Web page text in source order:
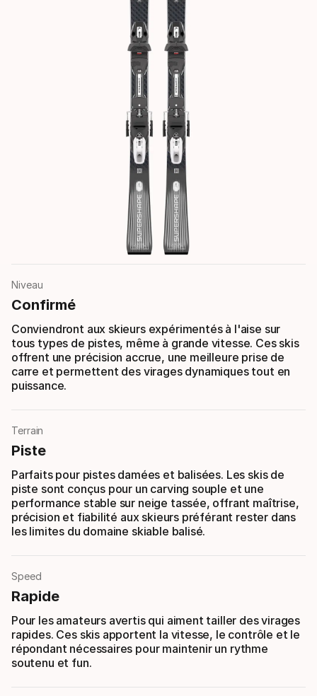
Niveau
Confirmé
Conviendront aux skieurs expérimentés à l'aise sur
tous types de pistes, même à grande vitesse. Ces skis
offrent une précision accrue, une meilleure prise de
carre et permettent des virages dynamiques tout en
puissance.
Terrain
Piste
Parfaits pour pistes damées et balisées. Les skis de
piste sont conçus pour un carving souple et une
performance stable sur neige tassée, offrant maîtrise,
précision et fiabilité aux skieurs préférant rester dans
les limites du domaine skiable balisé.
Speed
Rapide
Pour les amateurs avertis qui aiment tailler des virages
rapides. Ces skis apportent la vitesse, le contrôle et le
répondant nécessaires pour maintenir un rythme
soutenu et fun.